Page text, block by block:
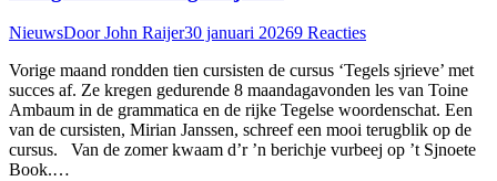
NieuwsDoorJohn Raijer30 januari 20269 Reacties
Vorige maand rondden tien cursisten de cursus ‘Tegels sjrieve’ met
succes af. Ze kregen gedurende 8 maandagavonden les van Toine
Ambaum in de grammatica en de rijke Tegelse woordenschat. Een
van de cursisten, Mirian Janssen, schreef een mooi terugblik op de
cursus. Van de zomer kwaam d’r ’n berichje vurbeej op ’t Sjnoete
Book.…